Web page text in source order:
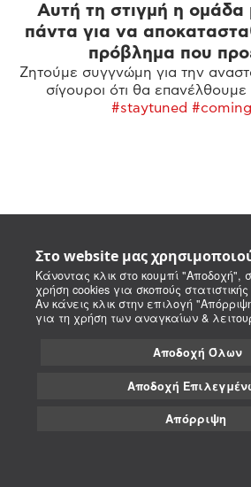
Στο website μας
Κάνοντας κλικ στο κουμπί "Αποδοχή",
χρήση cookies για σκοπούς
Αν κάνεις κλικ στην επιλογή
για τη χρήση των αναγκαίων &
Αποδοχή Όλων
Αποδοχή
Απόρριψη
Αυτή τη στιγμή η ομάδα
πάντα για να
πρόβλημα που
Ζητούμε συγγνώμη για την
σίγουροι ότι θα
#staytuned